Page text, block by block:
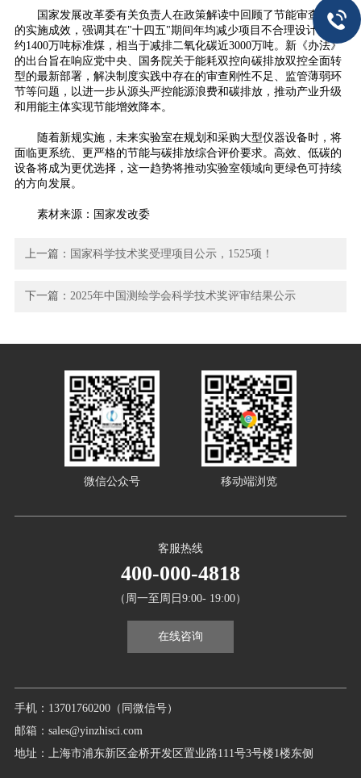
国家发展改革委有关负责人在政策解读中回顾了节能审查制度
的实施成效，强调其在"十四五"期间年均减少项目不合理设计能耗
约1400万吨标准煤，相当于减排二氧化碳近3000万吨。新《办法》
的出台旨在响应党中央、国务院关于能耗双控向碳排放双控全面转
型的最新部署，解决制度实践中存在的审查刚性不足、监管薄弱环
节等问题，以进一步从源头严控能源浪费和碳排放，推动产业升级
和用能主体实现节能增效降本。
随着新规实施，未来实验室在规划和采购大型仪器设备时，将
面临更系统、更严格的节能与碳排放综合评价要求。高效、低碳的
设备将成为更优选择，这一趋势将推动实验室领域向更绿色可持续
的方向发展。
素材来源：国家发改委
上一篇： 国家科学技术奖受理项目公示，1525项！
下一篇：2025年中国测绘学会科学技术奖评审结果公示
手机：13701760200（同微信号）
邮箱：sales@yinzhisci.com
地址：上海市浦东新区金桥开发区置业路111号3号楼1楼东侧
客服热线
400-000-4818
（周一至周日9:00- 19:00）
在线咨询
微信公众号 移动端浏览